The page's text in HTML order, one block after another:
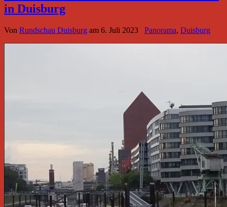
in Duisburg
Von Rundschau Duisburg am 6. Juli 2023 Panorama, Duisburg